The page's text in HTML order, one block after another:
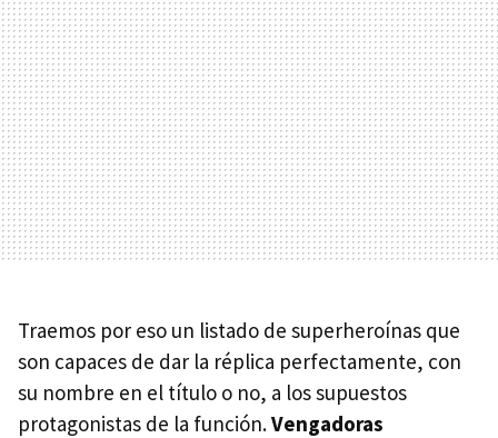
Traemos por eso un listado de superheroínas que
son capaces de dar la réplica perfectamente, con
su nombre en el título o no, a los supuestos
protagonistas de la función.Vengadoras